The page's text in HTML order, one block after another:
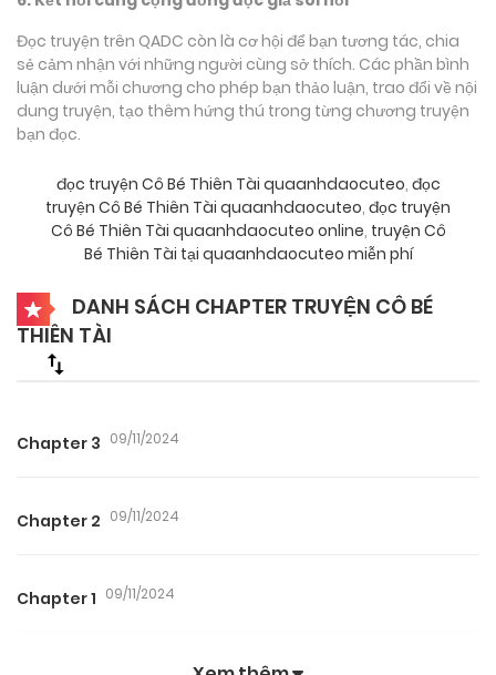
Đọc truyện trên QADC còn là cơ hội để bạn tương tác, chia
sẻ cảm nhận với những người cùng sở thích. Các phần bình
luận dưới mỗi chương cho phép bạn thảo luận, trao đổi về nội
dung truyện, tạo thêm hứng thú trong từng chương truyện
bạn đọc.
đọc truyện Cô Bé Thiên Tài quaanhdaocuteo, đọc
truyện Cô Bé Thiên Tài quaanhdaocuteo, đọc truyện
Cô Bé Thiên Tài quaanhdaocuteo online, truyện Cô
Bé Thiên Tài tại quaanhdaocuteo miễn phí
DANH SÁCH CHAPTER TRUYỆN CÔ BÉ
THIÊN TÀI
Chapter 3 09/11/2024
Chapter 2 09/11/2024
Chapter 1 09/11/2024